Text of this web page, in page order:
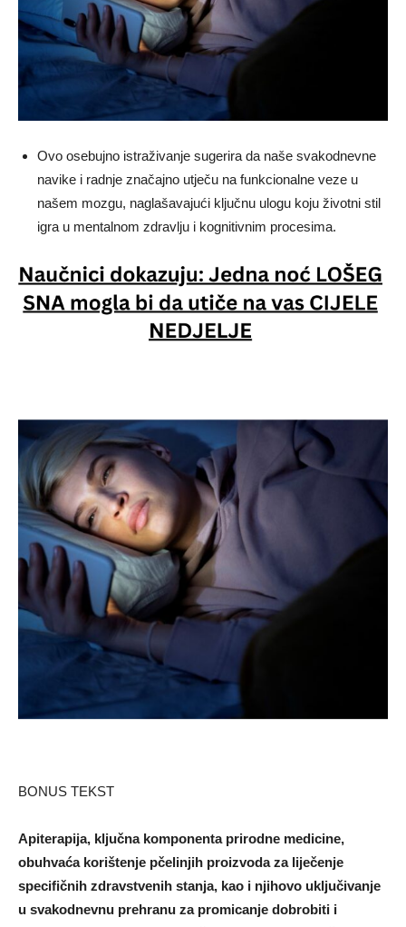
Ovo osebujno istraživanje sugerira da naše svakodnevne
navike i radnje značajno utječu na funkcionalne veze u
našem mozgu, naglašavajući ključnu ulogu koju životni stil
igra u mentalnom zdravlju i kognitivnim procesima.
BONUS TEKST
Apiterapija, ključna komponenta prirodne medicine,
obuhvaća korištenje pčelinjih proizvoda za liječenje
specifičnih zdravstvenih stanja, kao i njihovo uključivanje
u svakodnevnu prehranu za promicanje dobrobiti i